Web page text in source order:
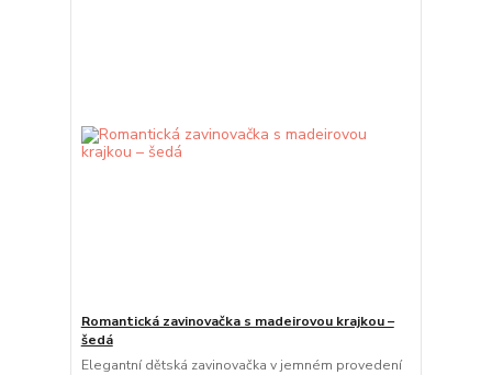
Romantická zavinovačka s madeirovou krajkou –
šedá
Elegantní dětská zavinovačka v jemném provedení